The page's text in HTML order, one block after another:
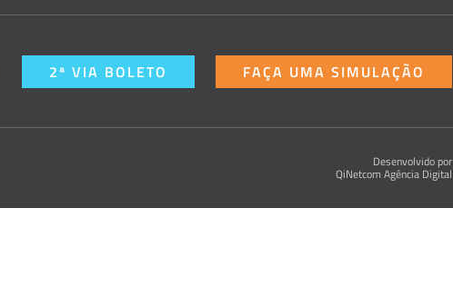
2ª VIA BOLETO FAÇA UMA SIMULAÇÃO
Desenvolvido por
QiNetcom Agência Digital